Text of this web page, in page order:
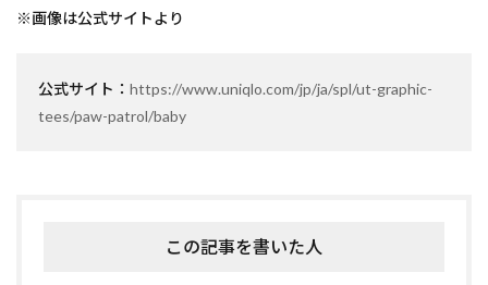
※画像は公式サイトより
公式サイト： https://www.uniqlo.com/jp/ja/spl/ut-graphic-
tees/paw-patrol/baby
この記事を書いた人